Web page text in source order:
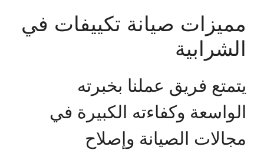
مميزات صيانة تكييفات في
الشرابية
يتمتع فريق عملنا بخبرته
الواسعة وكفاءته الكبيرة في
مجالات الصيانة وإصلاح